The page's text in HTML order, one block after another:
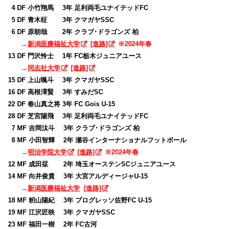
04 DF 小竹翔馬 3年 足利両毛ユナイテッドFC
05 DF 青木柾 3年 クマガヤSSC
06 DF 原朝哉 2年 クラブ･ドラゴンズ 柏
→新潟医療福祉大学 [進路]
※2024年春
13 DF 門沢怜士 1年 FC栃木ジュニアユース
→ 同志社大学
[進路]
15 DF 上山颯斗 3年 クマガヤSSC
16 DF 高根澤賢 3年 すみだSC
22 DF 春山真之将 3年 FC Gois U-15
28 DF 芝宮陽飛 3年 足利両毛ユナイテッドFC
07 MF 吉岡汰斗 3年 クラブ･ドラゴンズ 柏
08 MF 小田智輝 2年 瀬谷インターナショナルフットボール
→明治学院大学 [進路]
※2024年春
12 MF 成田栞 2年 埼玉オーステンSCジュニアユース
14 MF 向井俊貴 3年 大宮アルディージャU-15
→新潟医療福祉大学 [進路]
18 MF 籾山陽紀 3年 プログレッソ佐野FC U-15
19 MF 江沢匠映 3年 クマガヤSSC
23 MF 福田一樹 2年 FC古河